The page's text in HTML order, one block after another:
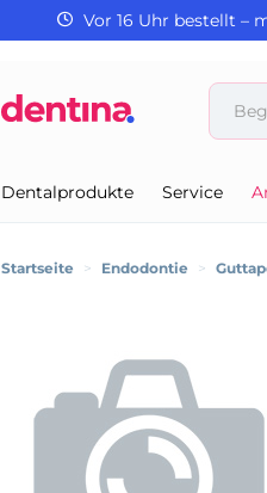
Vor 16 Uhr bestellt –
Dentalprodukte Service
Startseite > Endodontie >